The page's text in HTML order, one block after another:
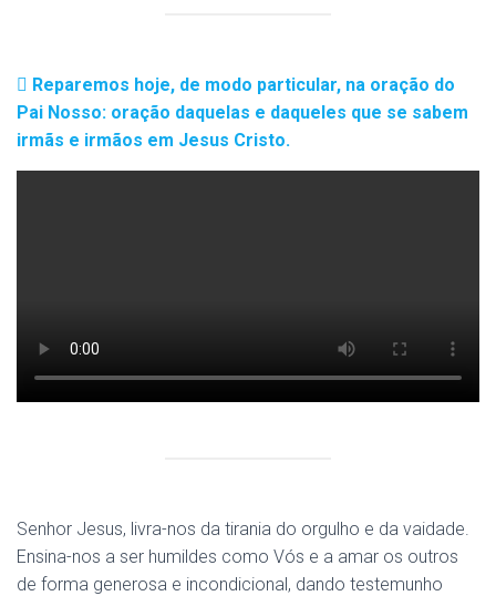
Reparemos hoje, de modo particular, na oração do
Pai Nosso: oração daquelas e daqueles que se sabem
irmãs e irmãos em Jesus Cristo.
Senhor Jesus, livra-nos da tirania do orgulho e da vaidade.
Ensina-nos a ser humildes como Vós e a amar os outros
de forma generosa e incondicional, dando testemunho